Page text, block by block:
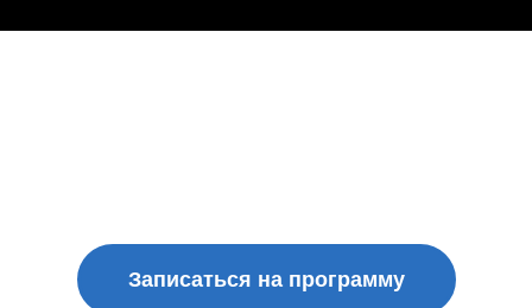
Записаться на программу